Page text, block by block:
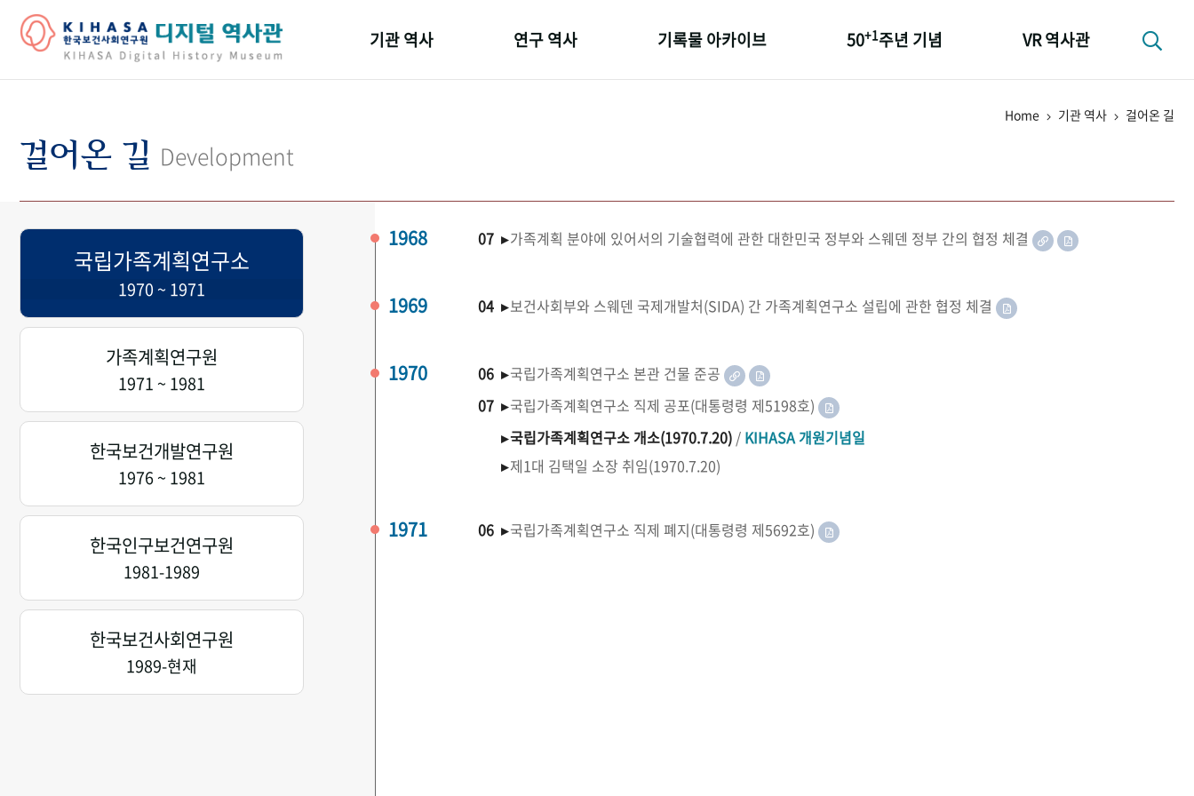
기관 역사 연구 역사 기록물 아카이브 50+1주년 기념 VR 역사관
Home 기관 역사 걸어온 길
걸어온 길 Development
국립가족계획연구소
1970 ~ 1971
가족계획연구원
1971 ~ 1981
한국보건개발연구원
1976 ~ 1981
한국인구보건연구원
1981-1989
한국보건사회연구원
1989-현재
1968 07 ▸가족계획 분야에 있어서의 기술협력에 관한 대한민국 정부와 스웨덴 정부 간의 협정 체결
1969 04 ▸보건사회부와 스웨덴 국제개발처(SIDA) 간 가족계획연구소 설립에 관한 협정 체결
1970 06 ▸국립가족계획연구소 본관 건물 준공
07 ▸국립가족계획연구소 직제 공포(대통령령 제5198호)
▸국립가족계획연구소 개소(1970.7.20) / KIHASA 개원기념일
▸제1대 김택일 소장 취임(1970.7.20)
1971 06 ▸국립가족계획연구소 직제 폐지(대통령령 제5692호)